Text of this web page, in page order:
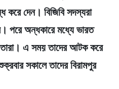
করে দেন। বিজিবি সদস্যরা
পরে অন্ধকারে মধ্যে ভারত
এ সময় তাদের আটক করে
সকালে তাদের বিরামপুর